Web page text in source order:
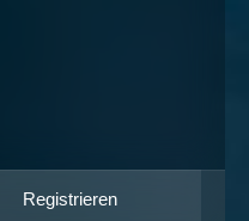
Registrieren